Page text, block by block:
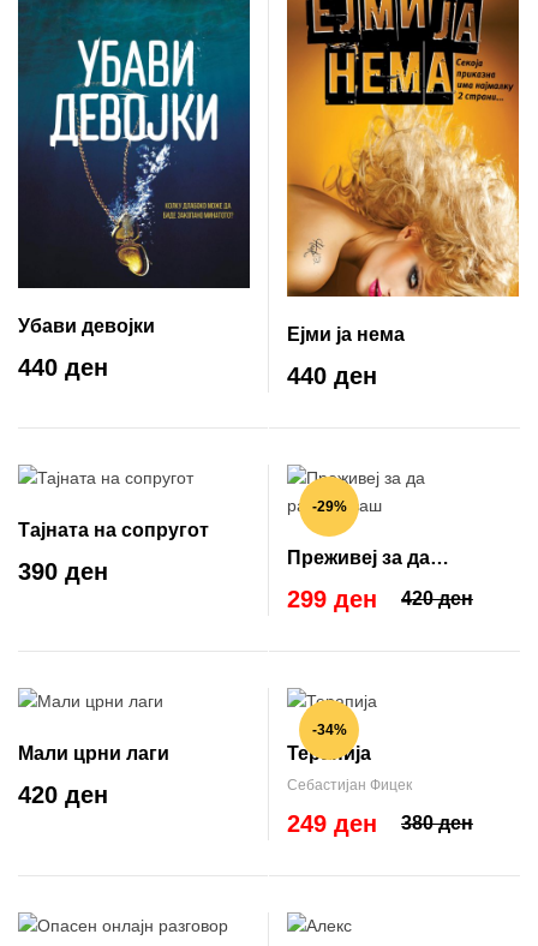
Убави девојки
440 ден
Ејми ја нема
440 ден
Тајната на сопругот
390 ден
-29%
Преживеј за да
раскажуваш
420 ден
299 ден
Мали црни лаги
420 ден
-34%
Терапија
Себастијан Фицек
380 ден
249 ден